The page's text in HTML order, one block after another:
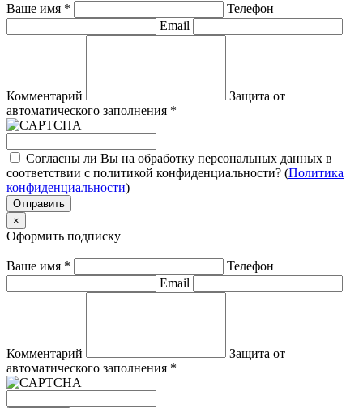
Ваше имя *
Телефон
Email
Комментарий
Защита от
автоматического заполнения *
Согласны ли Вы на обработку персональных данных в
соответствии с политикой конфиденциальности? (Политика
конфиденциальности)
Отправить
×
Оформить подписку
Ваше имя *
Телефон
Email
Комментарий
Защита от
автоматического заполнения *